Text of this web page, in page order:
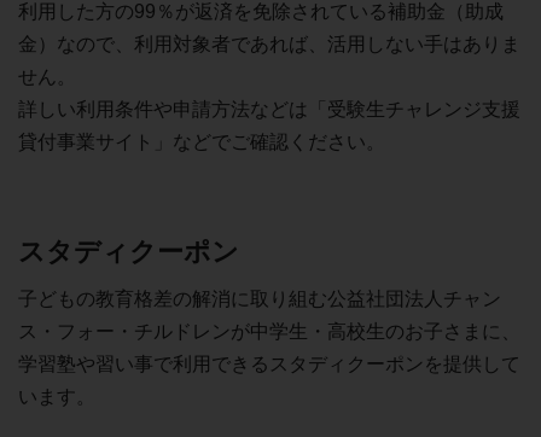
利用した方の99％が返済を免除されている補助金（助成
金）なので、利用対象者であれば、活用しない手はありま
せん。
詳しい利用条件や申請方法などは「受験生チャレンジ支援
貸付事業サイト」などでご確認ください。
スタディクーポン
子どもの教育格差の解消に取り組む公益社団法人チャン
ス・フォー・チルドレンが中学生・高校生のお子さまに、
学習塾や習い事で利用できるスタディクーポンを提供して
います。